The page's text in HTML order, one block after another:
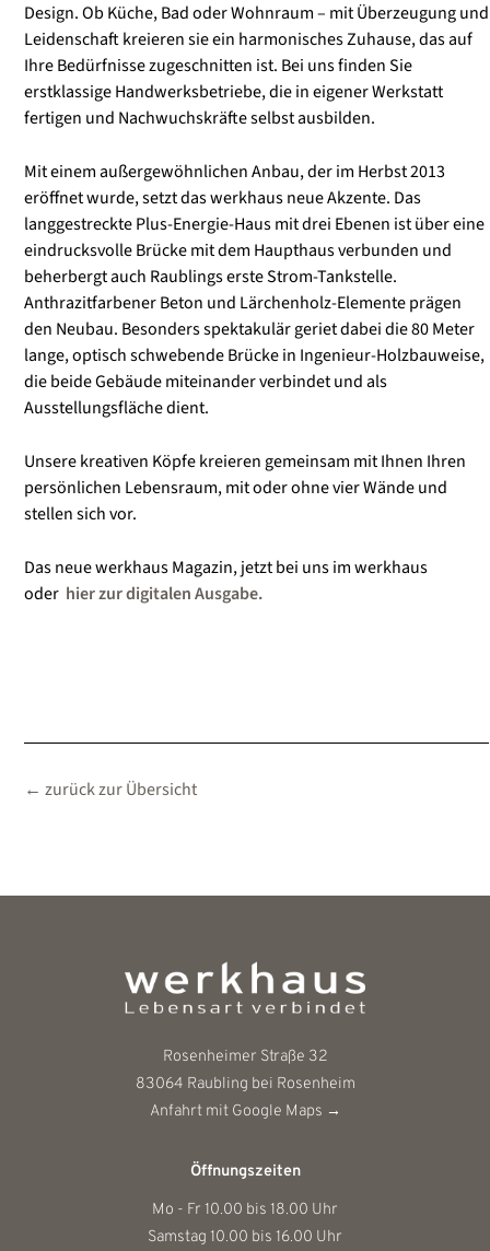
Design. Ob Küche, Bad oder Wohnraum – mit Überzeugung und
Leidenschaft kreieren sie ein harmonisches Zuhause, das auf
Ihre Bedürfnisse zugeschnitten ist. Bei uns finden Sie
erstklassige Handwerksbetriebe, die in eigener Werkstatt
fertigen und Nachwuchskräfte selbst ausbilden.
Mit einem außergewöhnlichen Anbau, der im Herbst 2013
eröffnet wurde, setzt das werkhaus neue Akzente. Das
langgestreckte Plus-Energie-Haus mit drei Ebenen ist über eine
eindrucksvolle Brücke mit dem Haupthaus verbunden und
beherbergt auch Raublings erste Strom-Tankstelle.
Anthrazitfarbener Beton und Lärchenholz-Elemente prägen
den Neubau. Besonders spektakulär geriet dabei die 80 Meter
lange, optisch schwebende Brücke in Ingenieur-Holzbauweise,
die beide Gebäude miteinander verbindet und als
Ausstellungsfläche dient.
Unsere kreativen Köpfe kreieren gemeinsam mit Ihnen Ihren
persönlichen Lebensraum, mit oder ohne vier Wände und
stellen sich vor.
Das neue werkhaus Magazin, jetzt bei uns im werkhaus
oder hier zur digitalen Ausgabe.
← zurück zur Übersicht
Rosenheimer Straße 32
83064 Raubling bei Rosenheim
Anfahrt mit Google Maps →
Öffnungszeiten
Mo - Fr 10.00 bis 18.00 Uhr
Samstag 10.00 bis 16.00 Uhr